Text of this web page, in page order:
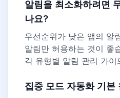
알림을 최소화하려면
나요?
우선순위가 낮은 앱의 알
알림만 허용하는 것이 좋
각 유형별 알림 관리 가이
집중 모드 자동화 기본